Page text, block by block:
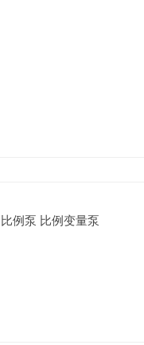
例泵 比例变量泵